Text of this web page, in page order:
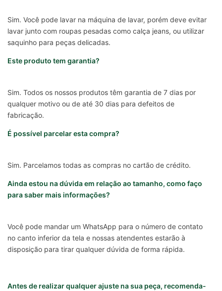
Sim. Você pode lavar na máquina de lavar, porém deve evitar
lavar junto com roupas pesadas como calça jeans, ou utilizar
saquinho para peças delicadas.
Este produto tem garantia?
Sim. Todos os nossos produtos têm garantia de 7 dias por
qualquer motivo ou de até 30 dias para defeitos de
fabricação.
É possível parcelar esta compra?
Sim. Parcelamos todas as compras no cartão de crédito.
Ainda estou na dúvida em relação ao tamanho, como faço
para saber mais informações?
Você pode mandar um WhatsApp para o número de contato
no canto inferior da tela e nossas atendentes estarão à
disposição para tirar qualquer dúvida de forma rápida.
Antes de realizar qualquer ajuste na sua peça, recomenda-